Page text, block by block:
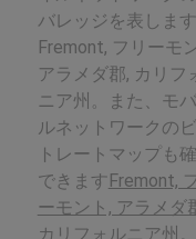
バレッジを表します
Fremont, フリーモ
アラメダ郡, カリフ
ニア州。また、モ
ルネットワークの
トレートマップも
できます Fremont,
ーモント, アラメダ
カリフォルニア州 。